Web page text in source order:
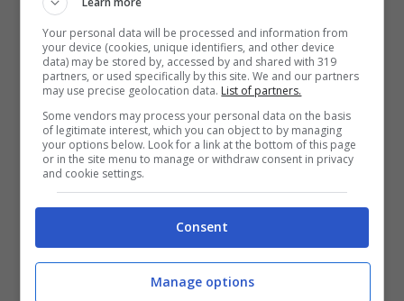
tenuto conto del livello di
elettricità che c’era: gara
scorbutica, nervosa,
sporca, non semplice.
Alcune scelte lasciano
qualche perplessità. Si
accende una mischia per
un “non fallo” di El
Shaarawy su Miranda,
poteva essere gestito
Your personal data will be processed and information from
your device (cookies, unique identifiers, and other device
data) may be stored by, accessed by and shared with 319
partners, or used specifically by this site. We and our partners
may use precise geolocation data. List of partners.
Some vendors may process your personal data on the basis
of legitimate interest, which you can object to by managing
your options below. Look for a link at the bottom of this page
or in the site menu to manage or withdraw consent in privacy
and cookie settings.
Consent
Manage options